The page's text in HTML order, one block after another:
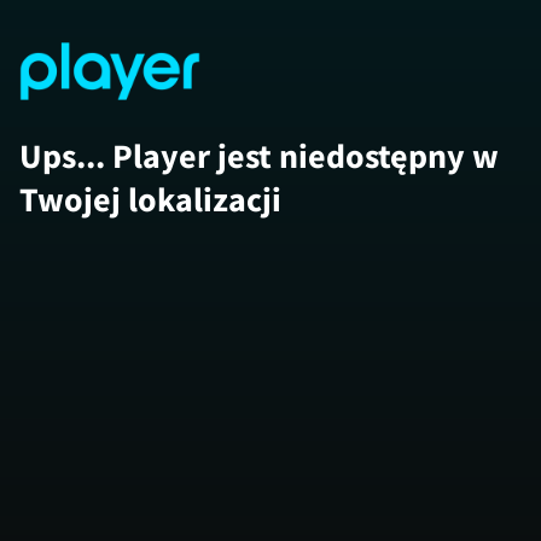
Ups... Player jest niedostępny w
Twojej lokalizacji